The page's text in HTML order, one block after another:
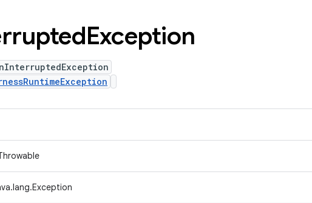
Exception